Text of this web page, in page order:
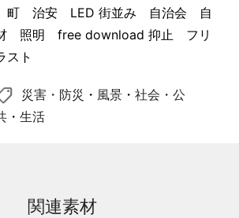
治安 LED 街並み 自治会 自
照明 free download 抑止 フリ
ト
災害・防災 ・ 風景 ・社会・公
・生活
関連素材